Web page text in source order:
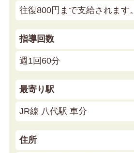
往復800円まで支給されます。
指導回数
週1回60分
最寄り駅
JR線 八代駅 車分
住所